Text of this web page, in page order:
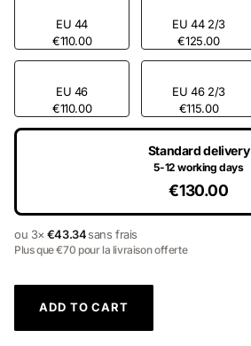
€110.00
EU 44
€125.00
EU 44 2/3
€110.00
EU 46
€115.00
EU 46 2/3
Standard delivery
5-12 working days
€130.00
ou 3× €43.34sans frais
Plus que €70 pour la livraison offerte
ADD TO CART